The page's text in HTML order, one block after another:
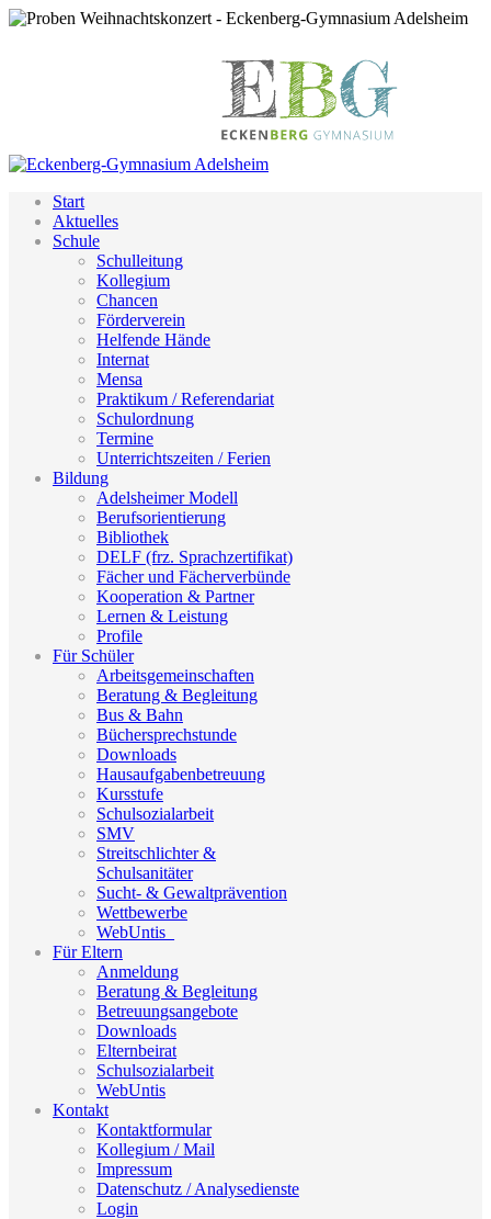
Start
Aktuelles
Schule
Schulleitung
Kollegium
Chancen
Förderverein
Helfende Hände
Internat
Mensa
Praktikum / Referendariat
Schulordnung
Termine
Unterrichtszeiten / Ferien
Bildung
Adelsheimer Modell
Berufsorientierung
Bibliothek
DELF (frz. Sprachzertifikat)
Fächer und Fächerverbünde
Kooperation & Partner
Lernen & Leistung
Profile
Für Schüler
Arbeitsgemeinschaften
Beratung & Begleitung
Bus & Bahn
Büchersprechstunde
Downloads
Hausaufgabenbetreuung
Kursstufe
Schulsozialarbeit
SMV
Streitschlichter &
Schulsanitäter
Sucht- & Gewaltprävention
Wettbewerbe
WebUntis_
Für Eltern
Anmeldung
Beratung & Begleitung
Betreuungsangebote
Downloads
Elternbeirat
Schulsozialarbeit
WebUntis
Kontakt
Kontaktformular
Kollegium / Mail
Impressum
Datenschutz / Analysedienste
Login